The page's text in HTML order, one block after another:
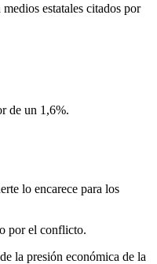
estatales citados por
de un 1,6%.
lo encarece para los
por el conflicto.
la presión económica de la